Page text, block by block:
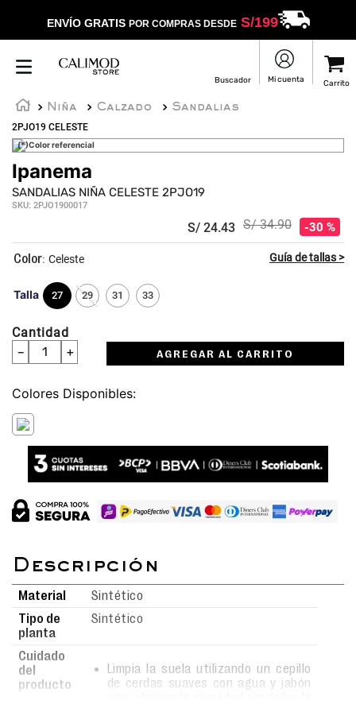
ENVÍO GRATIS POR COMPRAS DESDES/199
Niña Calzado
Sandalias
2PJO19 CELESTE
(*)Color referencial
Ipanema
SANDALIAS NIÑA CELESTE 2PJO19
SKU: 2PJO1900017
S/ 24.43 S/ 34.90 30 %
Talla 27 29 31 33
: Celeste
Cantidad
＋
－ AGREGAR AL CARRITO
Colores
Material
Sintético
Tipo de
planta
Sintético
Cuidado
del
producto
Limpia la suela utilizando un cepillo
de cerdas suaves con agua y jabón